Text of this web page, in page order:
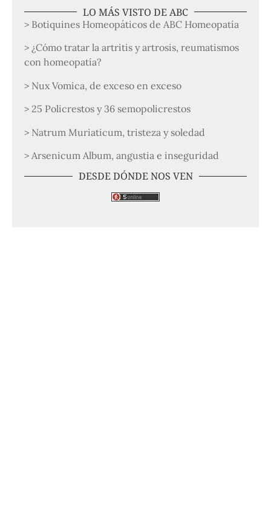
LO MÁS VISTO DE ABC
> Botiquines Homeopáticos de ABC Homeopatía
> ¿Cómo tratar la artritis y artrosis, reumatismos
con homeopatía?
> Nux Vomica, de exceso en exceso
> 25 Policrestos y 36 semopolicrestos
> Natrum Muriaticum, tristeza y soledad
> Arsenicum Album, angustia e inseguridad
DESDE DÓNDE NOS VEN